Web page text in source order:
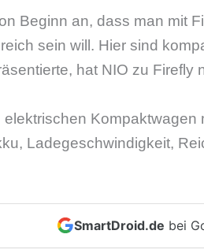
Beginn an, dass man mit
sein will. Hier sind
hat NIO zu Firefly
Ladegeschwindigkeit,
SmartDroid.de bei